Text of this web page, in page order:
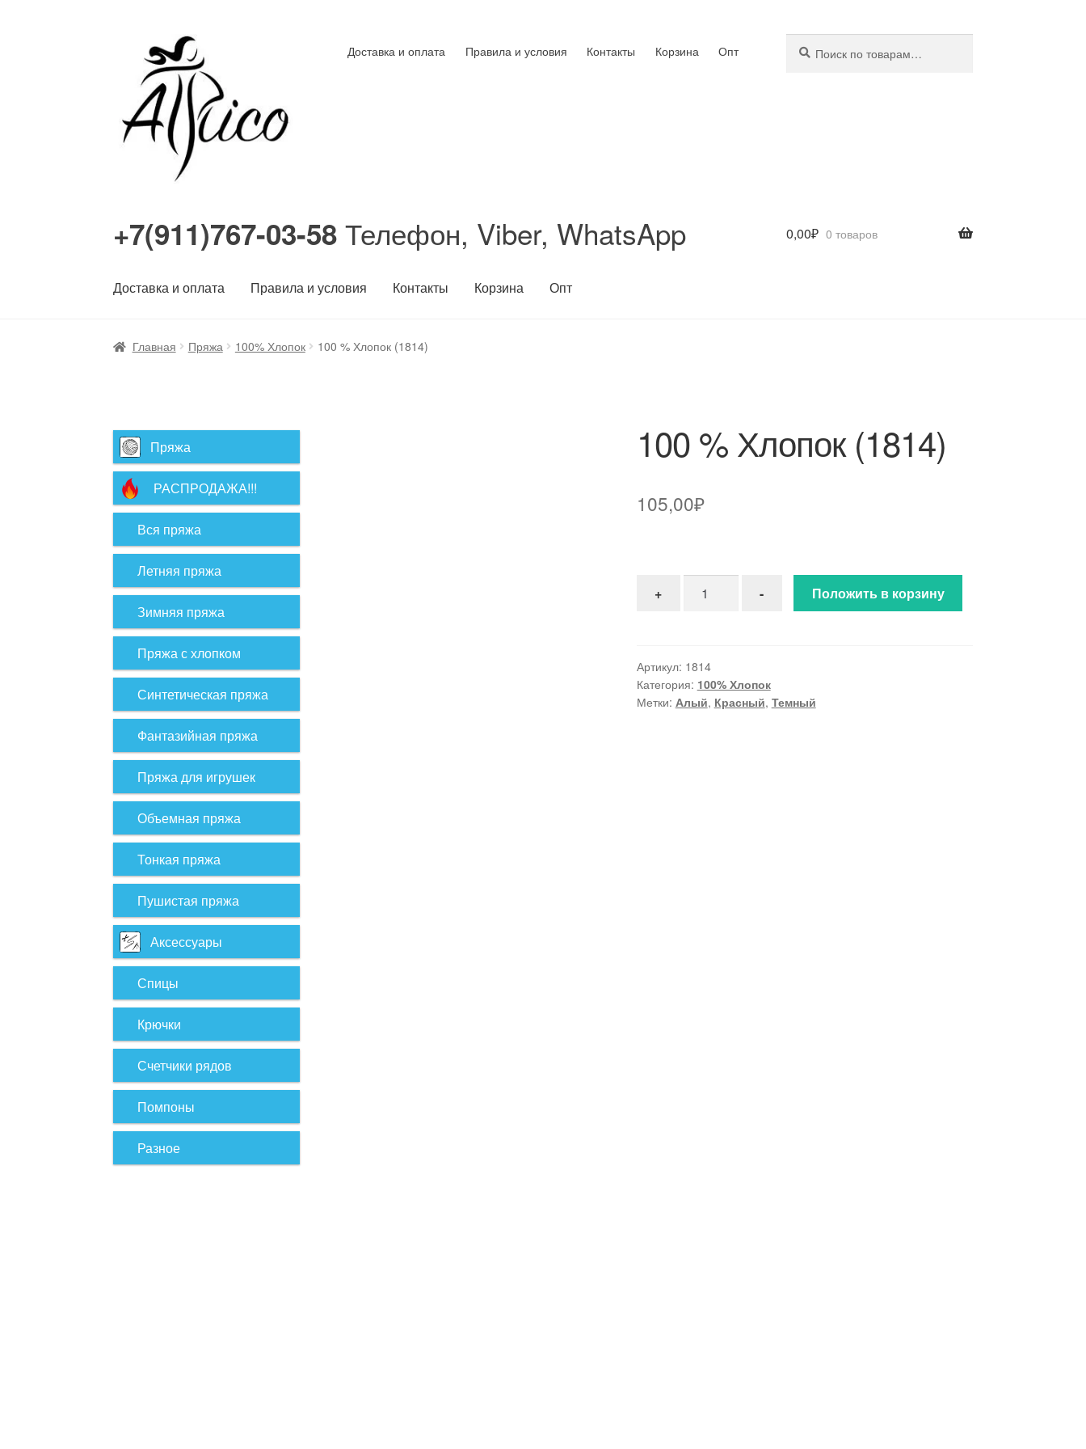
Перейти
навигации
Перейти
содержимому
Доставка и оплата Правила и условия Контакты Корзина Опт
+7(911)767-03-58 Телефон, Viber, WhatsApp
Доставка и оплата Правила и условия Контакты Корзина Опт
0,00₽ 0 товаров
Главная Пряжа 100% Хлопок 100 % Хлопок (1814)
100 % Хлопок (1814)
105,00₽
+ Количество товара 100 % Хлопок (1814)
- Положить в корзину
Артикул: 1814
Категория: 100% Хлопок
Метки: Алый, Красный, Темный
Пряжа
РАСПРОДАЖА!!!
Вся пряжа
Летняя пряжа
Зимняя пряжа
Пряжа с хлопком
Синтетическая пряжа
Фантазийная пряжа
Пряжа для игрушек
Объемная пряжа
Тонкая пряжа
Пушистая пряжа
Аксессуары
Спицы
Крючки
Счетчики рядов
Помпоны
Разное